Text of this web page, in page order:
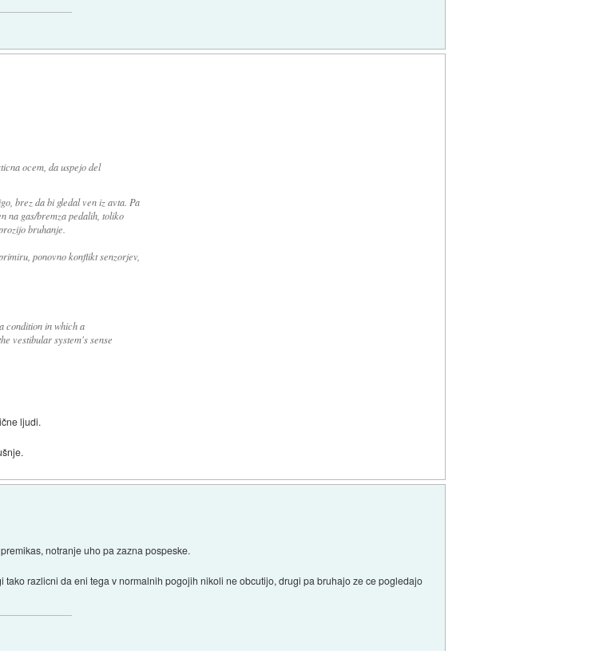
ocem, da uspejo del
brez da bi gledal ven iz avta. Pa
na gas/bremza pedalih, toliko
bruhanje.
ponovno konflikt senzorjev,
condition in which a
vestibular system's sense
ljudi.
notranje uho pa zazna pospeske.
razlicni da eni tega v normalnih pogojih nikoli ne obcutijo, drugi pa bruhajo ze ce pogledajo